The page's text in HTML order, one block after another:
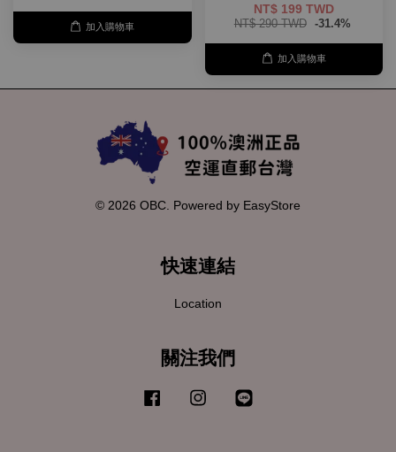
加入購物車
NT$ 199 TWD
NT$ 290 TWD -31.4%
加入購物車
© 2026 OBC. Powered by EasyStore
快速連結
Location
關注我們
Facebook Instagram